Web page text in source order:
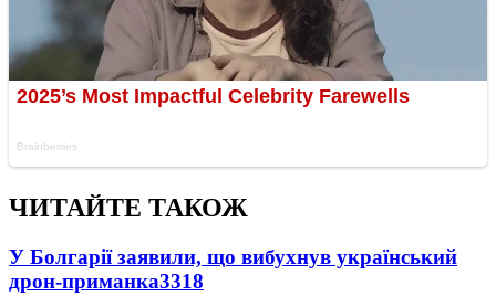
ЧИТАЙТЕ ТАКОЖ
У Болгарії заявили, що вибухнув український
дрон-приманка3318